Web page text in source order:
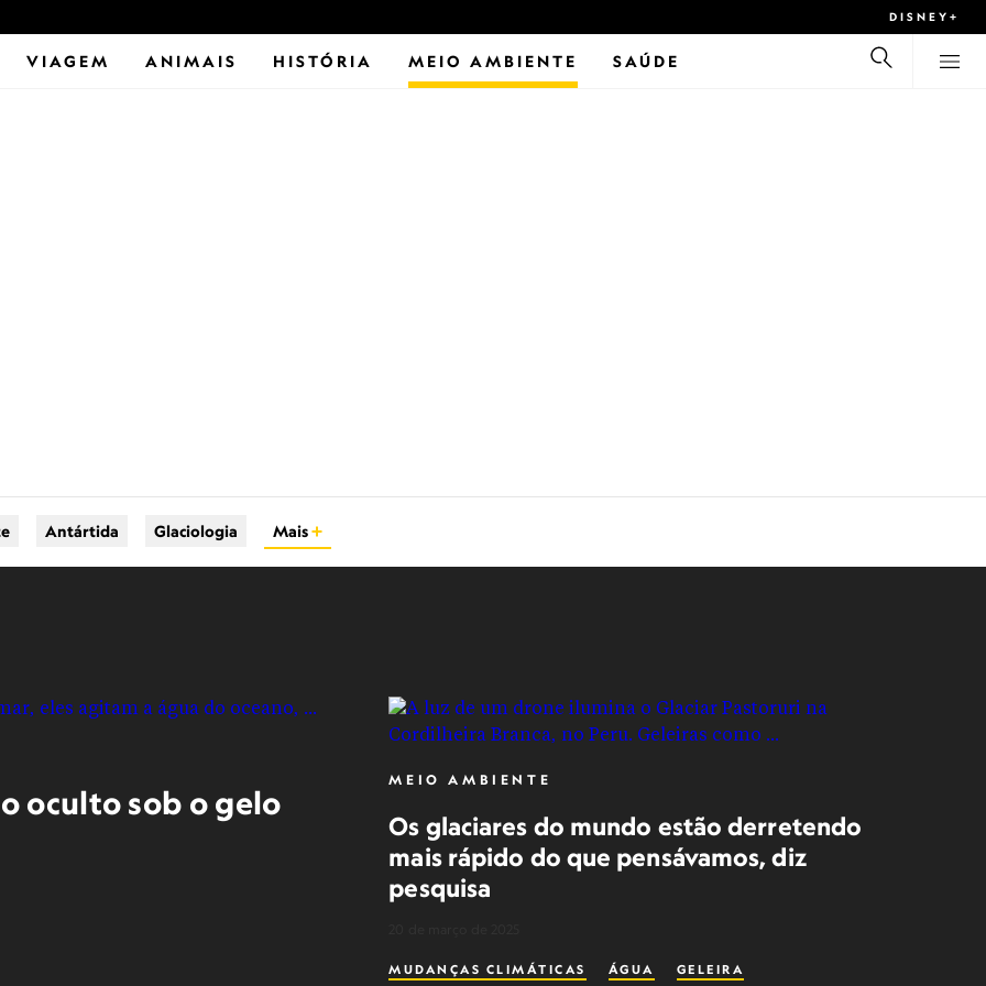
DISNEY+
VIAGEM ANIMAIS HISTÓRIA MEIO AMBIENTE SAÚDE
Antártida Glaciologia Mais
oculto sob o gelo
MEIO AMBIENTE
Os glaciares do mundo estão derretendo
mais rápido do que pensávamos, diz
pesquisa
MUDANÇAS CLIMÁTICAS ÁGUA GELEIRA